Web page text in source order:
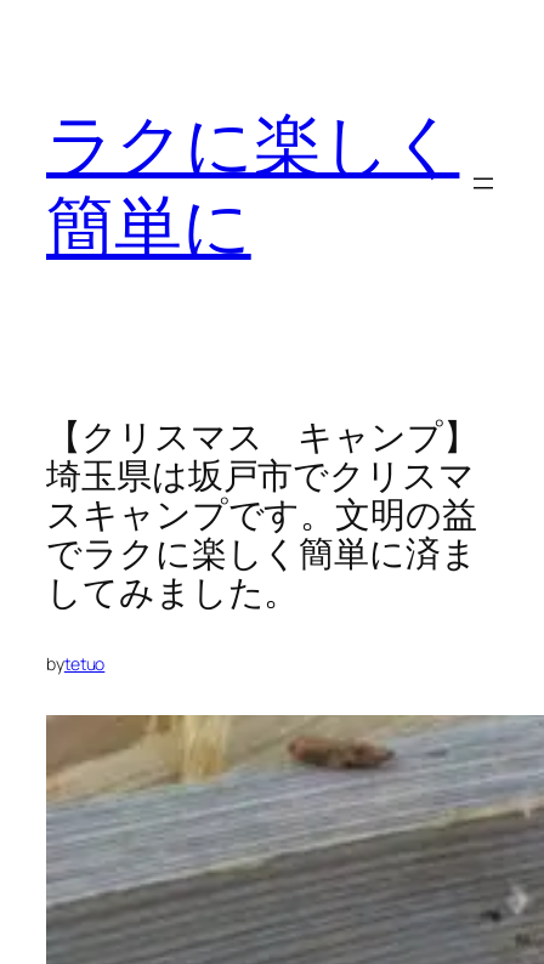
ラクに楽しく
簡単に
【クリスマス キャンプ】
埼玉県は坂戸市でクリスマ
スキャンプです。文明の益
でラクに楽しく簡単に済ま
してみました。
bytetuo